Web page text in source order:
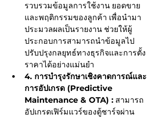
รวบรวมข้อมูลการใช้งาน ยอดขาย
และพฤติกรรมของลูกค้า เพื่อนำมา
ประมวลผลเป็นรายงาน ช่วยให้ผู้
ประกอบการสามารถนำข้อมูลไป
ปรับปรุงกลยุทธ์ทางธุรกิจและการตั้ง
ราคาได้อย่างแม่นยำ
4. การบำรุงรักษาเชิงคาดการณ์และ
การอัปเกรด (Predictive
Maintenance & OTA) : สามารถ
อัปเกรดเฟิร์มแวร์ของตู้ชาร์จผ่าน